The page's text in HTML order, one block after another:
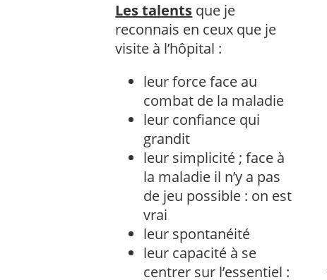
Les talents que je
reconnais en ceux que je
visite à l’hôpital :
leur force face au
combat de la maladie
leur confiance qui
grandit
leur simplicité ; face à
la maladie il n’y a pas
de jeu possible : on est
vrai
leur spontanéité
leur capacité à se
centrer sur l’essentiel :